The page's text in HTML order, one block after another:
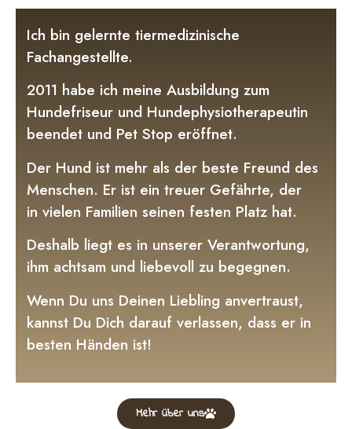
Ich bin gelernte tiermedizinische
Fachangestellte.
2011 habe ich meine Ausbildung zum
Hundefriseur und Hundephysiotherapeutin
beendet und Pet Stop eröffnet.
Der Hund ist mehr als der beste Freund des
Menschen. Er ist ein treuer Gefährte, der
in vielen Familien seinen festen Platz hat.
Deshalb liegt es in unserer Verantwortung,
ihm achtsam und liebevoll zu begegnen.
Wenn Du uns Deinen Liebling anvertraust,
kannst Du Dich darauf verlassen, dass er in
besten Händen ist!
Mehr über uns